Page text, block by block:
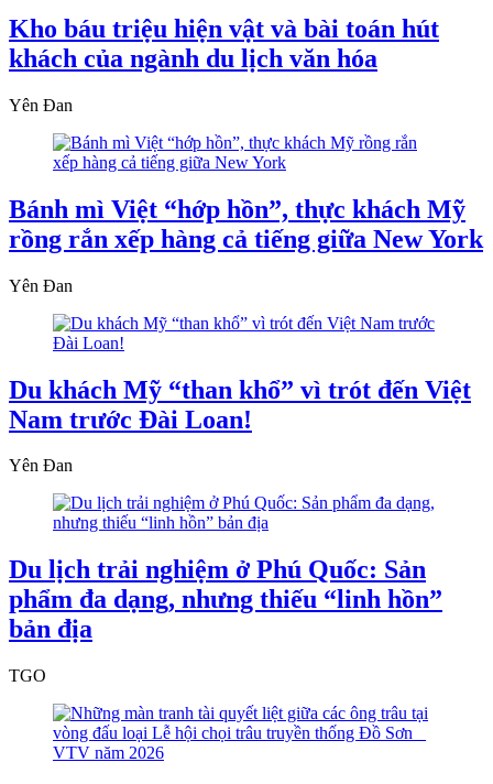
Kho báu triệu hiện vật và bài toán hút
khách của ngành du lịch văn hóa
Yên Đan
Bánh mì Việt “hớp hồn”, thực khách Mỹ
rồng rắn xếp hàng cả tiếng giữa New York
Yên Đan
Du khách Mỹ “than khổ” vì trót đến Việt
Nam trước Đài Loan!
Yên Đan
Du lịch trải nghiệm ở Phú Quốc: Sản
phẩm đa dạng, nhưng thiếu “linh hồn”
bản địa
TGO